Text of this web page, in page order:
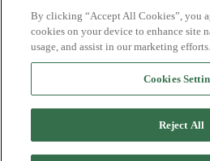
Nyhetsbrev
Ledige stillinger
Send inn manus
Agency
By clicking “Accept All Cookies”, you
cookies on your device to enhance site
usage, and assist in our marketing efforts.
Cookies
Reject All